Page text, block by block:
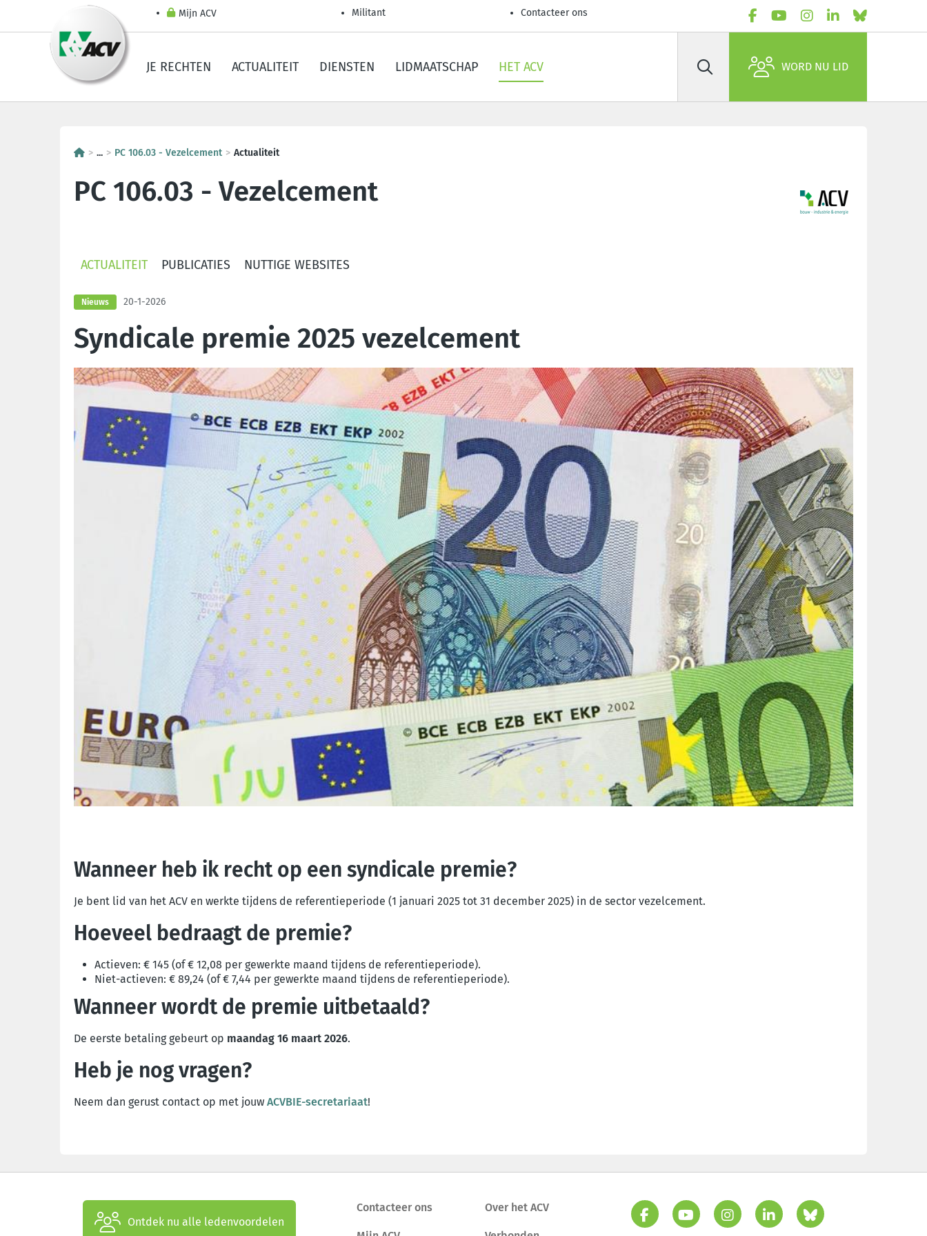
Mijn ACV Militant Contacteer ons
JE RECHTEN ACTUALITEIT DIENSTEN LIDMAATSCHAP HET ACV Zoek WORD NU LID
... PC 106.03 - Vezelcement Actualiteit
PC 106.03 - Vezelcement
ACTUALITEIT PUBLICATIES NUTTIGE WEBSITES
Nieuws 20-1-2026
Syndicale premie 2025 vezelcement
Wanneer heb ik recht op een syndicale premie?
Je bent lid van het ACV en werkte tijdens de referentieperiode (1 januari 2025 tot 31 december 2025) in de sector vezelcement.
Hoeveel bedraagt de premie?
Actieven: € 145 (of € 12,08 per gewerkte maand tijdens de referentieperiode).
Niet-actieven: € 89,24 (of € 7,44 per gewerkte maand tijdens de referentieperiode).
Wanneer wordt de premie uitbetaald?
De eerste betaling gebeurt op maandag 16 maart 2026.
Heb je nog vragen?
Neem dan gerust contact op met jouw ACVBIE-secretariaat!
Ontdek nu alle ledenvoordelen
Contacteer ons Over het ACV